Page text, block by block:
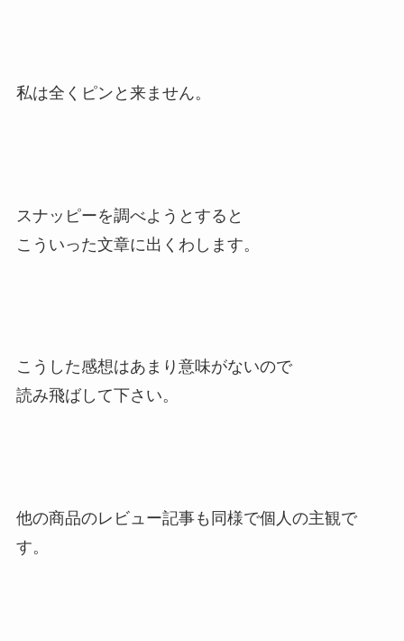
私は全くピンと来ません。
スナッピーを調べようとすると
こういった文章に出くわします。
こうした感想はあまり意味がないので
読み飛ばして下さい。
他の商品のレビュー記事も同様で個人の主観で
す。